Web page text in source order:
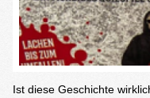
Ist diese Geschichte